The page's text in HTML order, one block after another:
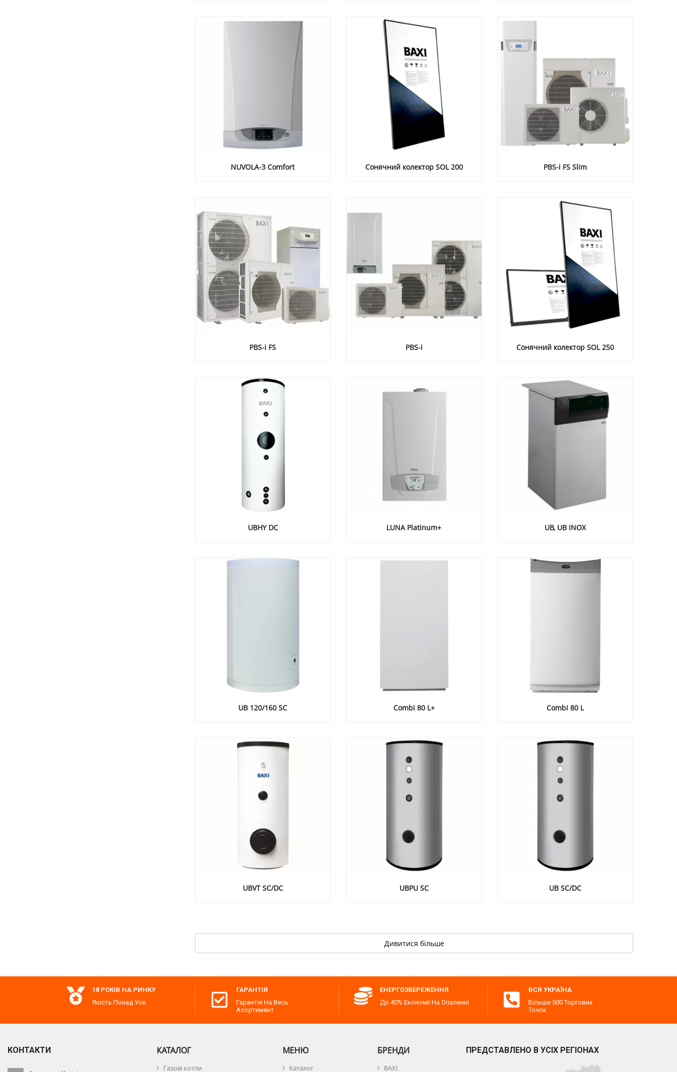
NUVOLA-3 Comfort Сонячний колектор SOL 200 PBS-i FS Slim
PBS-i FS PBS-i Сонячний колектор SOL 250
UBHY DC LUNA Platinum+ UB, UB INOX
UB 120/160 SC Combi 80 L+ Combi 80 L
UBVT SC/DC UBPU SC UB SC/DC
18 РОКІВ НА РИНКУ
Якість Понад Усе
ГАРАНТІЯ
Гарантія На Весь
Асортимент
ЕНЕРГОЗБЕРЕЖЕННЯ
До 40% Економії На Опаленні
ВСЯ УКРАЇНА
Більше 500 Торгових
Точок
КОНТАКТИ КАТАЛОГ
Газові котли
МЕНЮ
Каталог
БРЕНДИ
BAXI
ПРЕДСТАВЛЕНО В УСІХ РЕГІОНАХ